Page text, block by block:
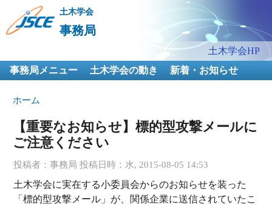
メ
イ
ン
に
移
動
土木学会
事務局
土木学会HP
事務局メニュー
土木学会の動き 新着・お知らせ
現在地
ホーム
【重要なお知らせ】標的型攻撃メールに
ご注意ください
投稿者： 事務局 投稿日時：水, 2015-08-05 14:53
土木学会に実在する小委員会からのお知らせを装った
「標的型攻撃メール」が、関係企業に送信されていたこ